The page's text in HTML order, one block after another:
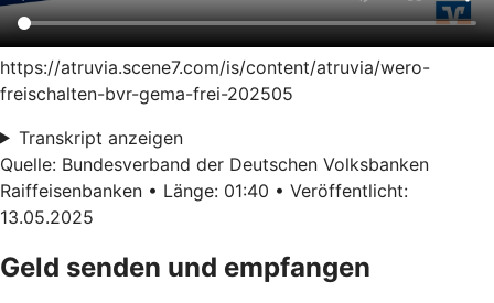
https://atruvia.scene7.com/is/content/atruvia/wero-
freischalten-bvr-gema-frei-202505
Transkript anzeigen
Quelle: Bundesverband der Deutschen Volksbanken
Raiffeisenbanken • Länge: 01:40 • Veröffentlicht:
13.05.2025
Geld senden und empfangen